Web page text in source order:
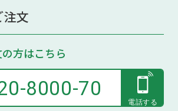
注文
方はこちら
8000-70